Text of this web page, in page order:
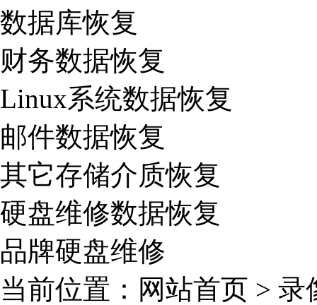
数据库恢复
财务数据恢复
Linux系统数据恢复
邮件数据恢复
其它存储介质恢复
硬盘维修数据恢复
品牌硬盘维修
当前位置： 网站首页 > 录